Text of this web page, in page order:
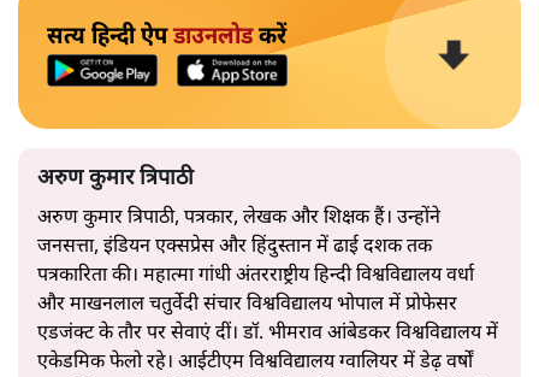
सत्य हिन्दी ऐपडाउनलोडकरें
अरुण कुमार त्रिपाठी
अरुण कुमार त्रिपाठी, पत्रकार, लेखक और शिक्षक हैं। उन्होंने
जनसत्ता, इंडियन एक्सप्रेस और हिंदुस्तान में ढाई दशक तक
पत्रकारिता की। महात्मा गांधी अंतरराष्ट्रीय हिन्दी विश्वविद्यालय वर्धा
और माखनलाल चतुर्वेदी संचार विश्वविद्यालय भोपाल में प्रोफेसर
एडजंक्ट के तौर पर सेवाएं दीं। डॉ. भीमराव आंबेडकर विश्वविद्यालय में
एकेडमिक फेलो रहे। आईटीएम विश्वविद्यालय ग्वालियर में डेढ़ वर्षों